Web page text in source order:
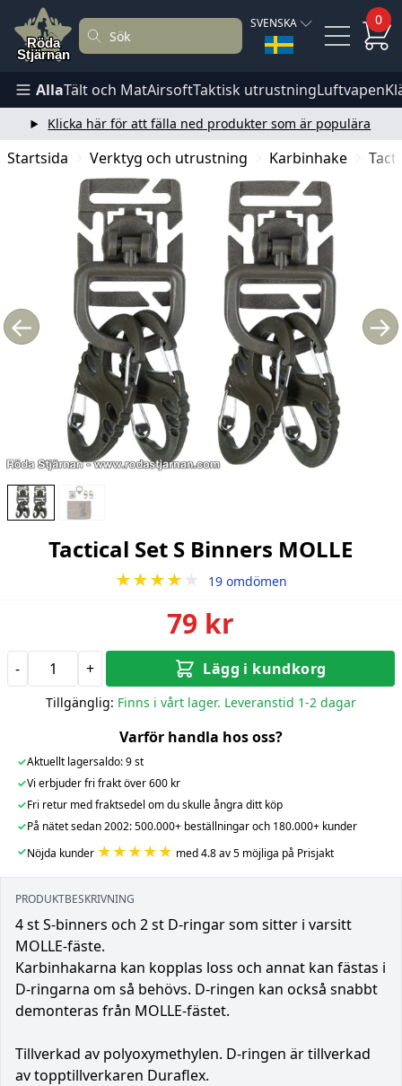
SVENSKA 0
AllaTält och MatAirsoftTaktisk utrustningLuftvapen
Klicka här för att fälla ned produkter som är populära
Startsida Verktyg och utrustning Karbinhake
← →
Tactical Set S Binners MOLLE
★★★★ ★ 19 omdömen
79 kr
- + Lägg i kundkorg
Tillgänglig: Finns i vårt lager. Leveranstid 1-2 dagar
Varför handla hos oss?
✓Aktuellt lagersaldo: 9 st
✓Vi erbjuder fri frakt över 600 kr
✓Fri retur med fraktsedel om du skulle ångra ditt köp
✓På nätet sedan 2002: 500.000+ beställningar och 180.000+ kunder
✓Nöjda kunder ★★★★★ med 4.8 av 5 möjliga på Prisjakt
PRODUKTBESKRIVNING
4 st S-binners och 2 st D-ringar som sitter i varsitt
MOLLE-fäste.
Karbinhakarna kan kopplas loss och annat kan fästas i
D-ringarna om så behövs. D-ringen kan också snabbt
demonteras från MOLLE-fästet.
Tillverkad av polyoxymethylen. D-ringen är tillverkad
av topptillverkaren Duraflex.